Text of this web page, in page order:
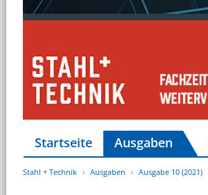
Startseite Ausgaben
Stahl + Technik Ausgaben Ausgabe 10 (2021)